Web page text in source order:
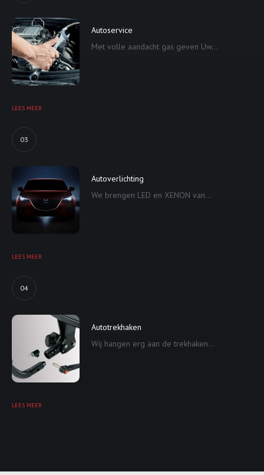
Autoservice
Met volle aandacht gas geven Uw...
LEES MEER
03
Autoverlichting
We brengen LED en XENON van...
LEES MEER
04
Autotrekhaken
Wij hangen erg aan de trekhaken...
LEES MEER